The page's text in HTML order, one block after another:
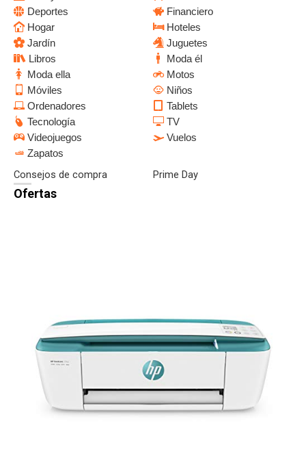
Deportes
Financiero
Hogar
Hoteles
Jardín
Juguetes
Libros
Moda él
Moda ella
Motos
Móviles
Niños
Ordenadores
Tablets
Tecnología
TV
Videojuegos
Vuelos
Zapatos
Consejos de compra Prime Day
Ofertas